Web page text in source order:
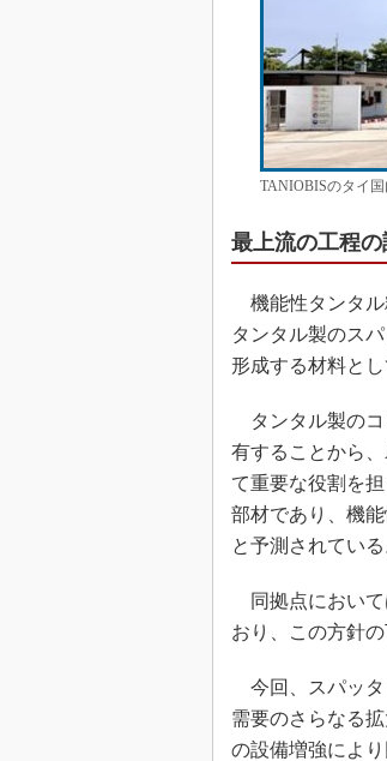
TANIOBISのタイ
最上流の工程
機能性タンタル
タンタル製のス
形成する材料と
タンタル製のコ
有することから
て重要な役割を
部材であり、機
と予測されている
同拠点において
おり、この方針
今回、スパッタ
需要のさらなる
の設備増強により